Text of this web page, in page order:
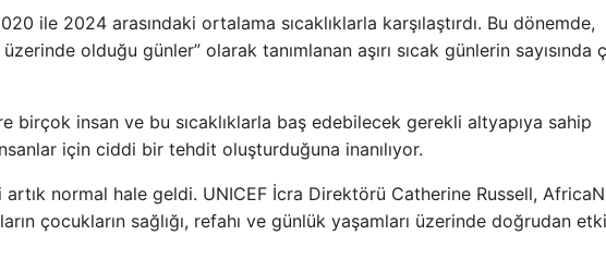
ile 2024 arasındaki ortalama sıcaklıklarla karşılaştırdı. Bu dönemde,
olduğu günler” olarak tanımlanan aşırı sıcak günlerin sayısında
birçok insan ve bu sıcaklıklarla baş edebilecek gerekli altyapıya sahip
için ciddi bir tehdit oluşturduğuna inanılıyor.
artık normal hale geldi. UNICEF İcra Direktörü Catherine Russell,
çocukların sağlığı, refahı ve günlük yaşamları üzerinde doğrudan